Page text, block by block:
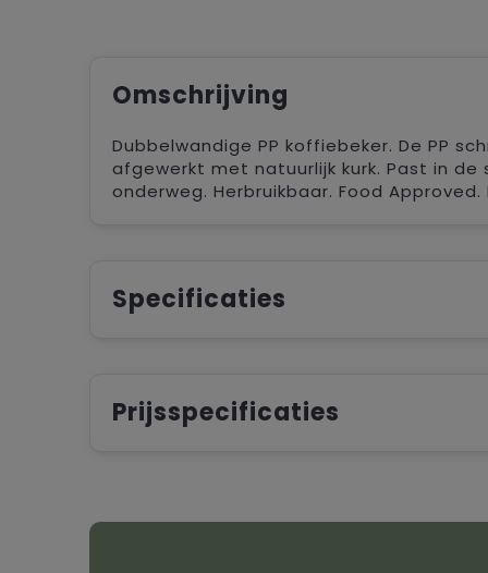
Omschrijving
Dubbelwandige PP koffiebeker. De PP
afgewerkt met natuurlijk kurk. Past in
onderweg. Herbruikbaar. Food
Specificaties
Prijsspecificaties